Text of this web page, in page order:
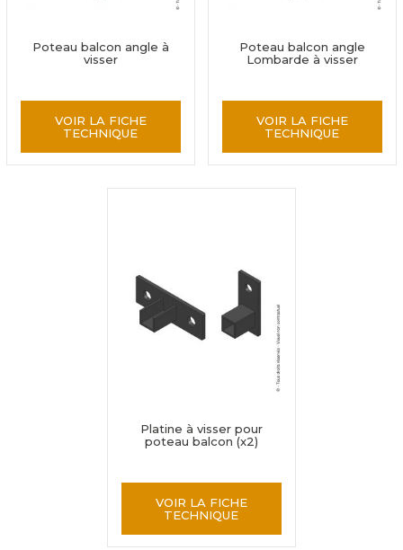
Poteau balcon angle à
visser
VOIR LA FICHE
TECHNIQUE
Poteau balcon angle
Lombarde à visser
VOIR LA FICHE
TECHNIQUE
Platine à visser pour
poteau balcon (x2)
VOIR LA FICHE
TECHNIQUE